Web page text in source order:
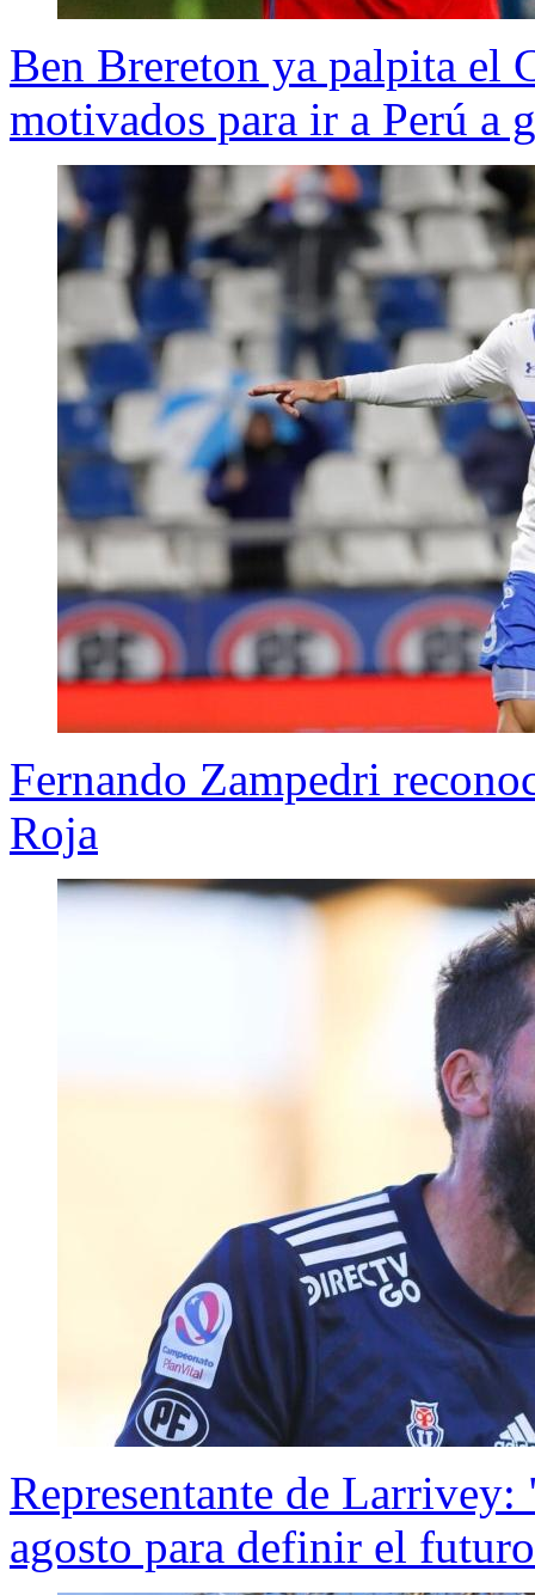
Ben Brereton ya palpita el
motivados para ir a Perú a
Fernando Zampedri
Roja
Representante de Larrivey:
agosto para definir el